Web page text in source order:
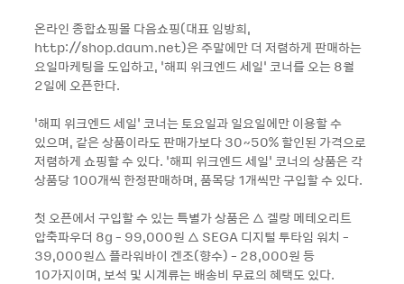
온라인 종합쇼핑몰 다음쇼핑(대표 임방희,
http://shop.daum.net)은 주말에만 더 저렴하게 판매하는
요일마케팅을 도입하고, ‘해피 위크엔드 세일’ 코너를 오는 8월
2일에 오픈한다.
‘해피 위크엔드 세일’ 코너는 토요일과 일요일에만 이용할 수
있으며, 같은 상품이라도 판매가보다 30~50% 할인된 가격으로
저렴하게 쇼핑할 수 있다. ‘해피 위크엔드 세일’ 코너의 상품은 각
상품당 100개씩 한정판매하며, 품목당 1개씩만 구입할 수 있다.
첫 오픈에서 구입할 수 있는 특별가 상품은 △ 겔랑 메테오리트
압축파우더 8g - 99,000원 △ SEGA 디지털 투타임 워치 -
39,000원△ 플라워바이 겐조(향수) - 28,000원 등
10가지이며, 보석 및 시계류는 배송비 무료의 혜택도 있다.